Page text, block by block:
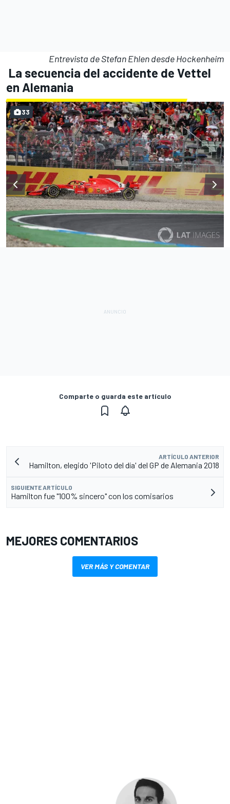
Entrevista de Stefan Ehlen desde Hockenheim
La secuencia del accidente de Vettel
en Alemania
33
Comparte o guarda este artículo
ARTÍCULO ANTERIOR
Hamilton, elegido 'Piloto del día' del GP de Alemania 2018
SIGUIENTE ARTÍCULO
Hamilton fue "100% sincero" con los comisarios
MEJORES COMENTARIOS
VER MÁS Y COMENTAR